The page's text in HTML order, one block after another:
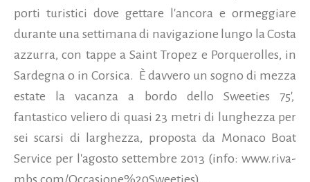
porti turistici dove gettare l'ancora e ormeggiare
durante una settimana di navigazione lungo la Costa
azzurra, con tappe a Saint Tropez e Porquerolles, in
Sardegna o in Corsica. È davvero un sogno di mezza
estate la vacanza a bordo dello Sweeties 75',
fantastico veliero di quasi 23 metri di lunghezza per
sei scarsi di larghezza, proposta da Monaco Boat
Service per l'agosto settembre 2013 (info: www.riva-
mbs.com/Occasione%20Sweeties)...